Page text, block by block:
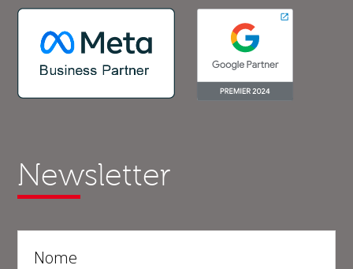
Newsletter